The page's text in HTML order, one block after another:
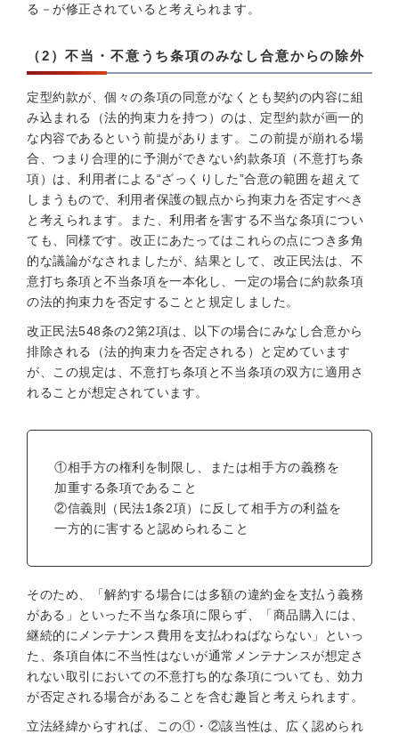
る－が修正されていると考えられます。
（2）不当・不意うち条項のみなし合意からの除外
定型約款が、個々の条項の同意がなくとも契約の内容に組
み込まれる（法的拘束力を持つ）のは、定型約款が画一的
な内容であるという前提があります。この前提が崩れる場
合、つまり合理的に予測ができない約款条項（不意打ち条
項）は、利用者による“ざっくりした”合意の範囲を超えて
しまうもので、利用者保護の観点から拘束力を否定すべき
と考えられます。また、利用者を害する不当な条項につい
ても、同様です。改正にあたってはこれらの点につき多角
的な議論がなされましたが、結果として、改正民法は、不
意打ち条項と不当条項を一本化し、一定の場合に約款条項
の法的拘束力を否定することと規定しました。
改正民法548条の2第2項は、以下の場合にみなし合意から
排除される（法的拘束力を否定される）と定めています
が、この規定は、不意打ち条項と不当条項の双方に適用さ
れることが想定されています。
①相手方の権利を制限し、または相手方の義務を
加重する条項であること
②信義則（民法1条2項）に反して相手方の利益を
一方的に害すると認められること
そのため、「解約する場合には多額の違約金を支払う義務
がある」といった不当な条項に限らず、「商品購入には、
継続的にメンテナンス費用を支払わねばならない」といっ
た、条項自体に不当性はないが通常メンテナンスが想定さ
れない取引においての不意打ち的な条項についても、効力
が否定される場合があることを含む趣旨と考えられます。
立法経緯からすれば、この①・②該当性は、広く認められ